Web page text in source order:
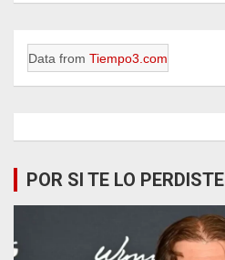
Data from Tiempo3.com
POR SI TE LO PERDISTE